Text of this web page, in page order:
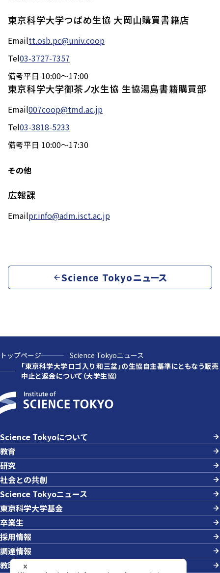
東京科学大学つばめ生協 大岡山購買書籍店
Emailtt.osb.pc@univ.coop
Tel03-3727-7357
備考平日 10:00～17:00
東京科学大学御茶ノ水生協 生協湯島書籍購買部
Email007coop@tmd.ac.jp
Tel03-3818-5233
備考平日 10:00～17:30
その他
広報課
Emailpr.info@adm.isct.ac.jp
Science Tokyoニュース
トップページ
Science Tokyoニュース
「東京科学大学ロゴ入り 和三盆」の生協自主基準にともなう販売
中止と返金について（大学生協）
Science Tokyoについて
教育
研究
社会との共創
Science Tokyoニュース
東京科学大学基金
卒業生
採用情報
調達情報
教職員への業務依頼